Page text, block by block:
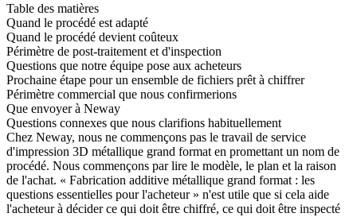
Table des matières
Quand le procédé est adapté
Quand le procédé devient coûteux
Périmètre de post-traitement et d'inspection
Questions que notre équipe pose aux acheteurs
Prochaine étape pour un ensemble de fichiers prêt à chiffrer
Périmètre commercial que nous confirmerions
Que envoyer à Neway
Questions connexes que nous clarifions habituellement
Chez Neway, nous ne commençons pas le travail de service
d'impression 3D métallique grand format en promettant un nom de
procédé. Nous commençons par lire le modèle, le plan et la raison
de l'achat. « Fabrication additive métallique grand format : les
questions essentielles pour l'acheteur » n'est utile que si cela aide
l'acheteur à décider ce qui doit être chiffré, ce qui doit être inspecté